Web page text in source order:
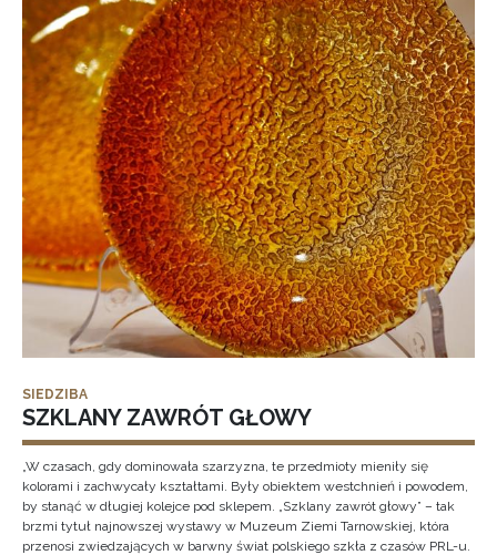
SIEDZIBA
SZKLANY ZAWRÓT GŁOWY
„W czasach, gdy dominowała szarzyzna, te przedmioty mieniły się
kolorami i zachwycały kształtami. Były obiektem westchnień i powodem,
by stanąć w długiej kolejce pod sklepem. „Szklany zawrót głowy” – tak
brzmi tytuł najnowszej wystawy w Muzeum Ziemi Tarnowskiej, która
przenosi zwiedzających w barwny świat polskiego szkła z czasów PRL-u.